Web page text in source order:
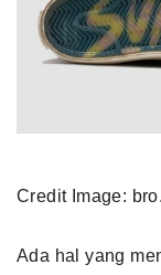
Credit Image:
Ada hal yang